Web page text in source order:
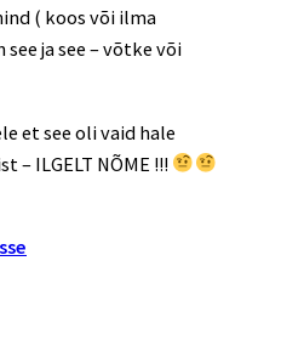
( koos või ilma
ja see – võtke või
et see oli vaid hale
– ILGELT NÕME !!!